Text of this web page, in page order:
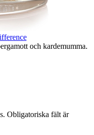
och kardemumma.
Obligatoriska fält är